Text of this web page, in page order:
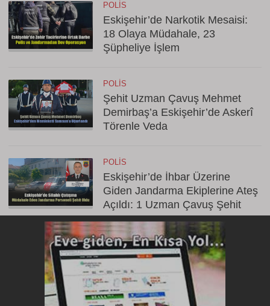
POLIS
Eskişehir’de Narkotik Mesaisi:
18 Olaya Müdahale, 23
Şüpheliye İşlem
POLIS
Şehit Uzman Çavuş Mehmet
Demirbaş’a Eskişehir’de Askerî
Törenle Veda
POLIS
Eskişehir’de İhbar Üzerine
Giden Jandarma Ekiplerine Ateş
Açıldı: 1 Uzman Çavuş Şehit